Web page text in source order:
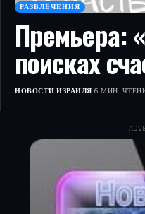
РАЗВЛЕЧЕНИЯ
Премьера:
поисках
НОВОСТИ ИЗРАИЛЯ 6 МИН.
-